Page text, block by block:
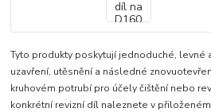
Tyto produkty poskytují jednoduché, levné
uzavření, utěsnění a následné
kruhovém potrubí pro účely čištění nebo
konkrétní revizní díl naleznete v